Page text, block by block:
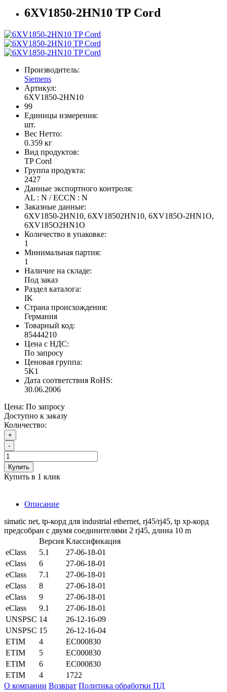
6XV1850-2HN10 TP Cord
Производитель:
Siemens
Артикул:
6XV1850-2HN10
99
Единицы измерения:
шт.
Вес Нетто:
0.359 кг
Вид продуктов:
TP Cord
Группа продукта:
2427
Данные экспортного контроля:
AL : N / ECCN : N
Заказные данные:
6XV1850-2HN10, 6XV18502HN10, 6XV185O-2HN1O,
6XV185O2HN1O
Количество в упаковке:
1
Минимальная партия:
1
Наличие на складе:
Под заказ
Раздел каталога:
IK
Страна происхождения:
Германия
Товарный код:
85444210
Цена с НДС:
По запросу
Ценовая группа:
5K1
Дата соответствия RoHS:
30.06.2006
Цена: По запросу
Доступно к заказу
Количество:
+
-
Купить
Купить в 1 клик
Описание
simatic net, tp-корд для industrial ethernet, rj45/rj45, tp xp-корд
предсобран с двумя соединителями 2 rj45, длина 10 m
Версия Классификация
eClass
5.1
27-06-18-01
eClass
6
27-06-18-01
eClass
7.1
27-06-18-01
eClass
8
27-06-18-01
eClass
9
27-06-18-01
eClass
9.1
27-06-18-01
UNSPSC 14
26-12-16-09
UNSPSC 15
26-12-16-04
ETIM
4
EC000830
ETIM
5
EC000830
ETIM
6
EC000830
ETIM
4
1722
О компании Возврат Политика обработки ПД